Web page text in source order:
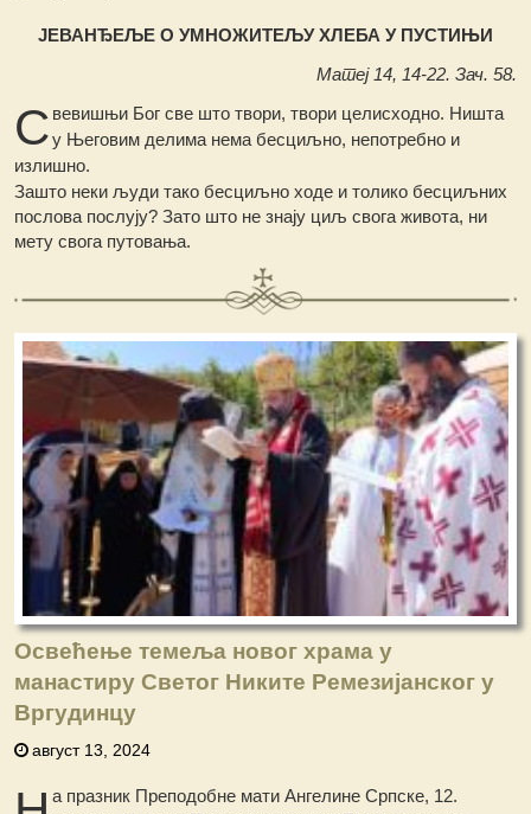
ЈЕВАНЂЕЉЕ О УМНОЖИТЕЉУ ХЛЕБА У ПУСТИЊИ
Матеј 14, 14-22. Зач. 58.
С вевишњи Бог све што твори, твори целисходно. Ништа
у Његовим делима нема бесциљно, непотребно и
излишно.
Зашто неки људи тако бесциљно ходе и толико бесциљних
послова послују? Зато што не знају циљ свога живота, ни
мету свога путовања.
Освећење темеља новог храма у
манастиру Светог Никите Ремезијанског у
Вргудинцу
август 13, 2024
а празник Преподобне мати Ангелине Српске, 12.